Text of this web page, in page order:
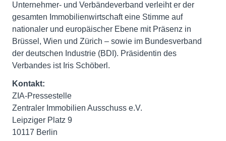
Unternehmer- und Verbändeverband verleiht er der
gesamten Immobilienwirtschaft eine Stimme auf
nationaler und europäischer Ebene mit Präsenz in
Brüssel, Wien und Zürich – sowie im Bundesverband
der deutschen Industrie (BDI). Präsidentin des
Verbandes ist Iris Schöberl.
Kontakt:
ZIA-Pressestelle
Zentraler Immobilien Ausschuss e.V.
Leipziger Platz 9
10117 Berlin